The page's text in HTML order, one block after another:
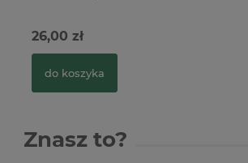
26,00 zł
do koszyka
Znasz to?